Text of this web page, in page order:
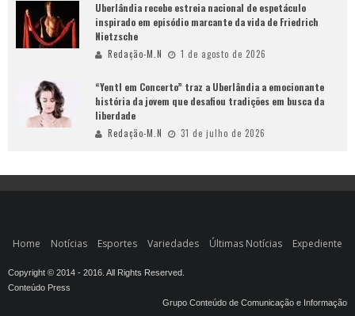
Uberlândia recebe estreia nacional de espetáculo
inspirado em episódio marcante da vida de Friedrich
Nietzsche
Redação-M.N 1 de agosto de 2026
“Yentl em Concerto” traz a Uberlândia a emocionante
história da jovem que desafiou tradições em busca da
liberdade
Redação-M.N 31 de julho de 2026
Home Notícias Esportes Variedades Últimas Notícias Expediente
Copyright © 2014 - 2016. All Rights Reserved.
Conteúdo Press
Grupo Conteúdo de Comunicação e Informação